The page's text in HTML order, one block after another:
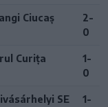
Ciucaș
2-
0
Curița
1-
0
SE
1-